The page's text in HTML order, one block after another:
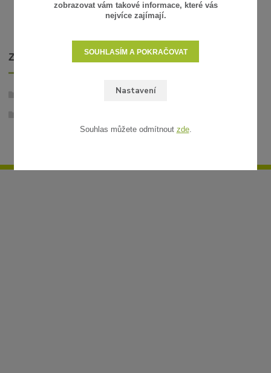
ZBOŽÍ ZAŘAZENO V KATEGORIÍCH
zobrazovat vám takové informace, které vás
nejvíce zajímají.
Nastavení
SOUHLASÍM A POKRAČOVAT
Souhlas můžete odmítnout zde.